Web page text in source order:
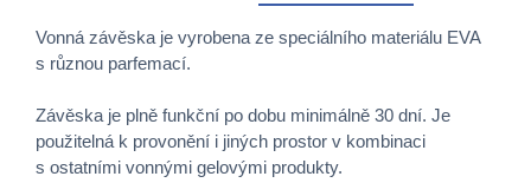
Vonná závěska je vyrobena ze speciálního materiálu EVA
s různou parfemací.
Závěska je plně funkční po dobu minimálně 30 dní. Je
použitelná k provonění i jiných prostor v kombinaci
s ostatními vonnými gelovými produkty.